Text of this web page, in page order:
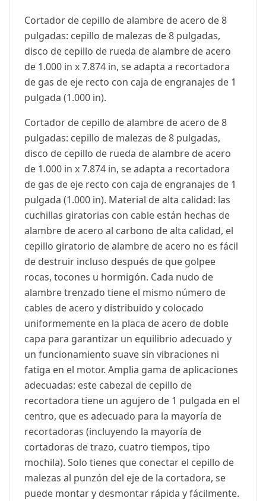
Cortador de cepillo de alambre de acero de 8
pulgadas: cepillo de malezas de 8 pulgadas,
disco de cepillo de rueda de alambre de acero
de 1.000 in x 7.874 in, se adapta a recortadora
de gas de eje recto con caja de engranajes de 1
pulgada (1.000 in).
Cortador de cepillo de alambre de acero de 8
pulgadas: cepillo de malezas de 8 pulgadas,
disco de cepillo de rueda de alambre de acero
de 1.000 in x 7.874 in, se adapta a recortadora
de gas de eje recto con caja de engranajes de 1
pulgada (1.000 in). Material de alta calidad: las
cuchillas giratorias con cable están hechas de
alambre de acero al carbono de alta calidad, el
cepillo giratorio de alambre de acero no es fácil
de destruir incluso después de que golpee
rocas, tocones u hormigón. Cada nudo de
alambre trenzado tiene el mismo número de
cables de acero y distribuido y colocado
uniformemente en la placa de acero de doble
capa para garantizar un equilibrio adecuado y
un funcionamiento suave sin vibraciones ni
fatiga en el motor. Amplia gama de aplicaciones
adecuadas: este cabezal de cepillo de
recortadora tiene un agujero de 1 pulgada en el
centro, que es adecuado para la mayoría de
recortadoras (incluyendo la mayoría de
cortadoras de trazo, cuatro tiempos, tipo
mochila). Solo tienes que conectar el cepillo de
malezas al punzón del eje de la cortadora, se
puede montar y desmontar rápida y fácilmente.